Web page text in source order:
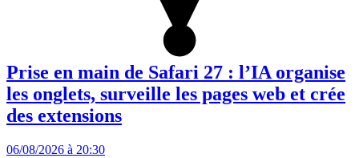
Prise en main de Safari 27 : l’IA organise
les onglets, surveille les pages web et crée
des extensions
06/08/2026 à 20:30